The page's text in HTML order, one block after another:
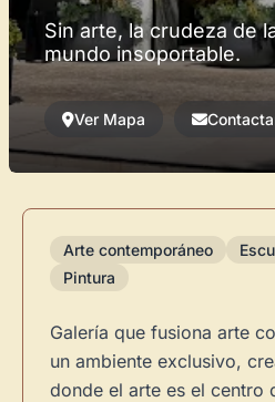
Sin arte, la crudeza de
mundo insoportable.
Ver Mapa
Arte contemporáneo
Pintura
Galería que fusiona arte
un ambiente exclusivo,
donde el arte es el centro